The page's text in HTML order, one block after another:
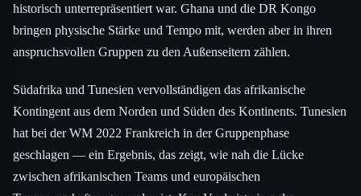
historisch unterrepräsentiert war. Ghana und die DR Kongo
bringen physische Stärke und Tempo mit, werden aber in ihren
anspruchsvollen Gruppen zu den Außenseitern zählen.
Südafrika und Tunesien vervollständigen das afrikanische
Kontingent aus dem Norden und Süden des Kontinents. Tunesien
hat bei der WM 2022 Frankreich in der Gruppenphase
geschlagen — ein Ergebnis, das zeigt, wie nah die Lücke
zwischen afrikanischen Teams und europäischen